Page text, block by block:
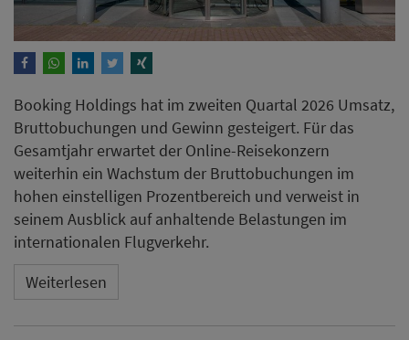
Booking Holdings hat im zweiten Quartal 2026 Umsatz,
Bruttobuchungen und Gewinn gesteigert. Für das
Gesamtjahr erwartet der Online-Reisekonzern
weiterhin ein Wachstum der Bruttobuchungen im
hohen einstelligen Prozentbereich und verweist in
seinem Ausblick auf anhaltende Belastungen im
internationalen Flugverkehr.
Weiterlesen